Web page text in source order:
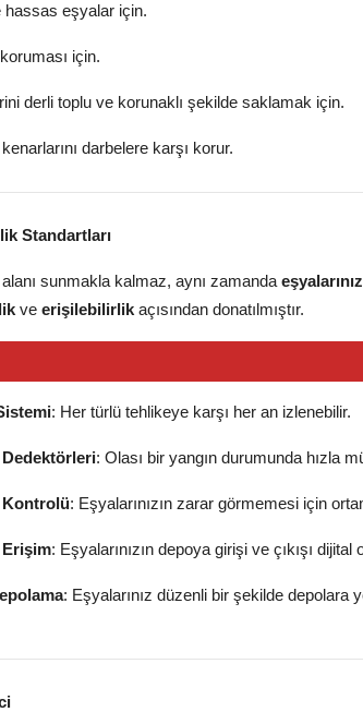
hassas eşyalar için.
için.
derli toplu ve korunaklı şekilde saklamak için.
darbelere karşı korur.
Standartları
sunmakla kalmaz, aynı zamanda
ve erişilebilirlik açısından donatılmıştır.
: Her türlü tehlikeye karşı her an izlenebilir.
Dedektörleri: Olası bir yangın durumunda hızla
Kontrolü: Eşyalarınızın zarar görmemesi için
: Eşyalarınızın depoya girişi ve çıkışı dijital
: Eşyalarınız düzenli bir şekilde depolara